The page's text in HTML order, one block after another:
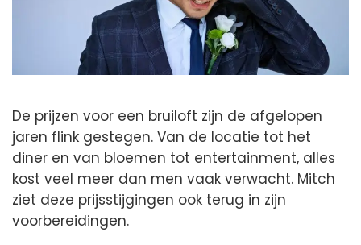
De prijzen voor een bruiloft zijn de afgelopen
jaren flink gestegen. Van de locatie tot het
diner en van bloemen tot entertainment, alles
kost veel meer dan men vaak verwacht. Mitch
ziet deze prijsstijgingen ook terug in zijn
voorbereidingen.